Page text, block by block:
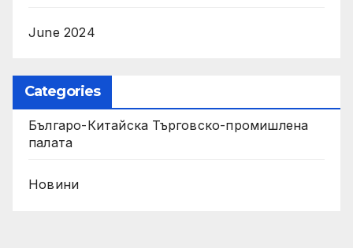
June 2024
Categories
Българо-Китайска Търговско-промишлена
палaта
Новини